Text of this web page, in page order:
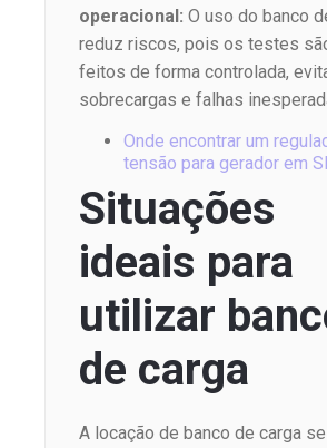
operacional: O uso do banco
reduz riscos, pois os testes
feitos de forma controlada,
sobrecargas e falhas
Onde encontrar um
tensão para gerador em
Situações
ideais para
utilizar
de carga
A locação de banco de carga